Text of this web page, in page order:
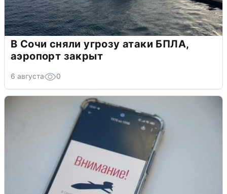
В Сочи сняли угрозу атаки БПЛА,
аэропорт закрыт
6 августа 0